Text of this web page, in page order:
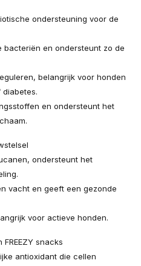
ondersteuning voor de
bacteriën en ondersteunt zo de
belangrijk voor honden
en ondersteunt het
ondersteunt het
vacht en geeft een gezonde
voor actieve honden.
snacks
antioxidant die cellen